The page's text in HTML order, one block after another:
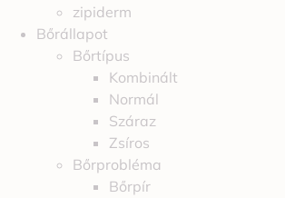
zipiderm
Bőrállapot
Bőrtípus
Kombinált
Normál
Száraz
Zsíros
Bőrprobléma
Bőrpír